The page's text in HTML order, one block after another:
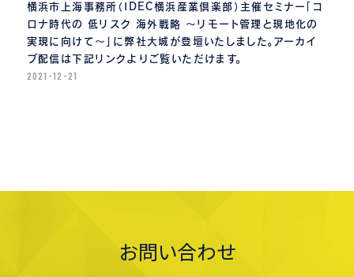
横浜市上海事務所（IDEC横浜産業倶楽部）主催セミナー「コ
ロナ時代の 低リスク 海外戦略 〜リモート管理と現地化の
実現に向けて〜」に弊社大城が登壇いたしました。アーカイ
ブ配信は下記リンクよりご覧いただけます。
2021-12-21
お問い合わせ